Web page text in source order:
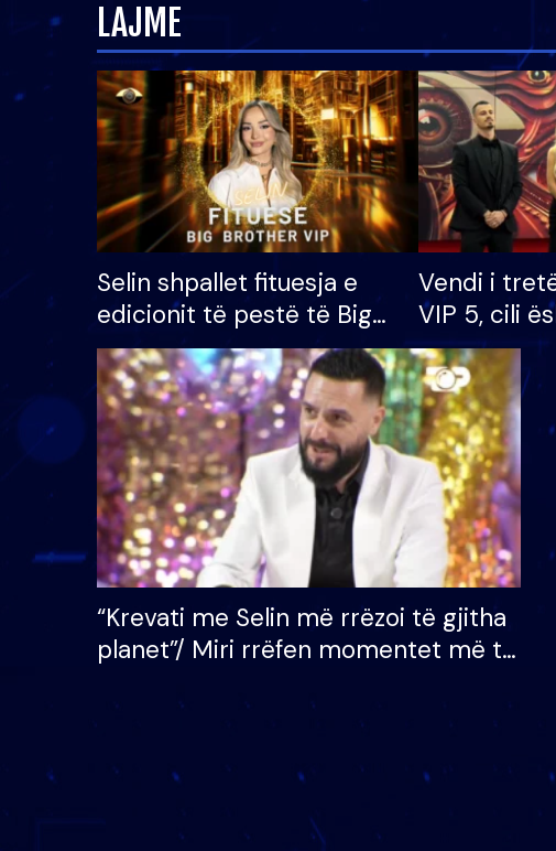
LAJME
Selin shpallet fituesja e
edicionit të pestë të Big
Brother VIP, rrëmben
çmimin e madh prej 100
mijë eurosh
Vendi i
VIP 5, cili
radhës që
“Krevati me Selin më rrëzoi të gjitha
planet”/ Miri rrëfen momentet më të
mungojë zilja e mëngjesit kur…